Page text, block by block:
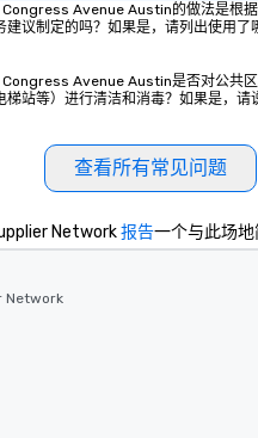
Avenue Austin的做法是根据
建议制定的吗？如果是，请列出使用了
Avenue Austin是否对公共区
梯站等）进行清洁和消毒？如果是，请
查看所有常见问题
Network报告一个与此场地
Network